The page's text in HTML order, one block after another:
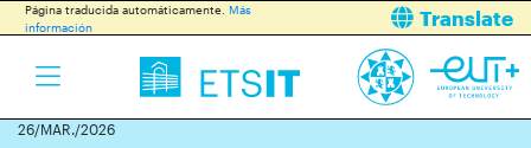
Página traducida automáticamente. Más
información
Translate
26/MAR./2026